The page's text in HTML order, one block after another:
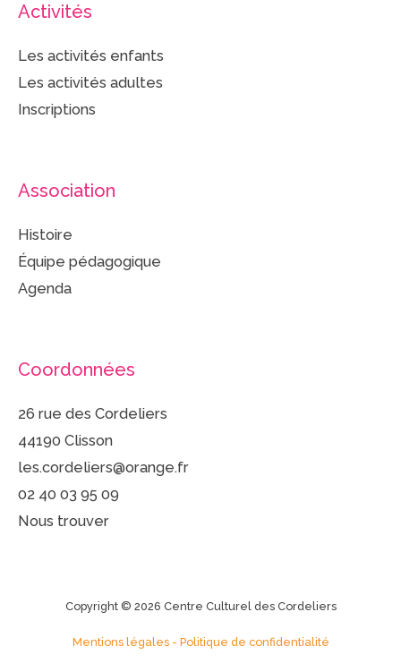
Activités
Les activités enfants
Les activités adultes
Inscriptions
Association
Histoire
Équipe pédagogique
Agenda
Coordonnées
26 rue des Cordeliers
44190 Clisson
les.cordeliers@orange.fr
02 40 03 95 09
Nous trouver
Copyright © 2026 Centre Culturel des Cordeliers
Mentions légales - Politique de confidentialité